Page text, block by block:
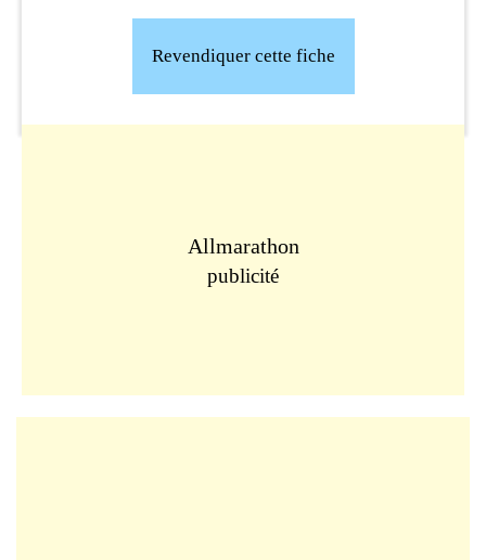
Revendiquer cette fiche
Allmarathon
publicité